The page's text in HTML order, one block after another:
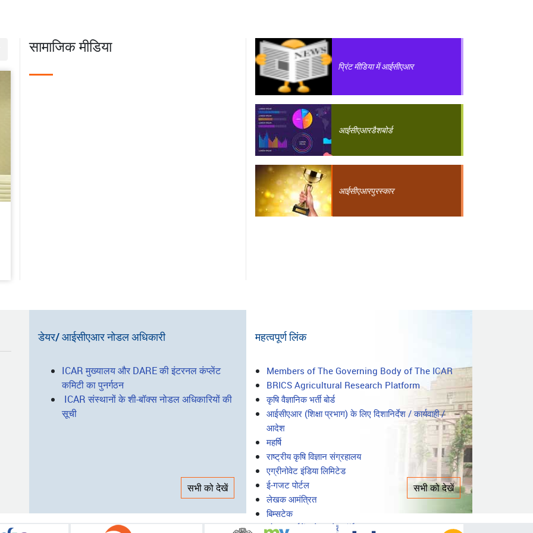
और सघन फसल प्रणाली के
की ग्रामीण आजीविका में बदलाव
24
बना प्राकृतिक खेती का
14
जनजातीय आजीविका में समेकित कृषि
हस्तक्षेपों के माध्यम से परिवर्तन
सामाजिक मीडिया
प्रिंट मीडिया में आईसीएआर
आईसीएआरडैशबोर्ड
आईसीएआरपुरस्कार
डेयर/ आईसीएआर नोडल अधिकारी
ICAR मुख्यालय और DARE की इंटरनल कंप्लेंट
कमिटी का पुनर्गठन
ICAR संस्थानों के शी-बॉक्स नोडल अधिकारियों की
सूची
सभी को देखें
महत्वपूर्ण लिंक
Important
Links
Members of The Governing Body of The ICAR
BRICS Agricultural Research Platform
कृषि वैज्ञानिक भर्ती बोर्ड
आईसीएआर (शिक्षा प्रभाग) के लिए दिशानिर्देश / कार्यवाही /
आदेश
महर्षि
राष्ट्रीय कृषि विज्ञान संग्रहालय
एग्रीनोवेट इंडिया लिमिटेड
ई-गजट पोर्टल
लेखक आमंत्रित
बिम्सटेक
ओपन गवर्नमेंट डेटा प्लेटफ़ॉर्म
सभी को देखें